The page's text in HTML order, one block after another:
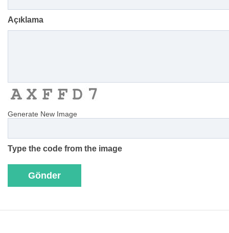
Açıklama
Generate New Image
Type the code from the image